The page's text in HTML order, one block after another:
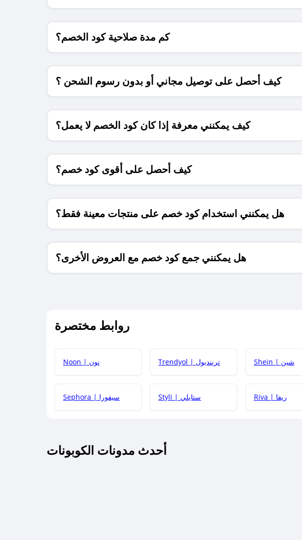
كم مدة صلاحية كود الخصم؟
كيف أحصل على توصيل مجاني أو بدون رسوم الشحن ؟
كيف يمكنني معرفة إذا كان كود الخصم لا يعمل؟
كيف أحصل على أقوى كود خصم؟
هل يمكنني استخدام كود خصم على منتجات معينة فقط؟
هل يمكنني جمع كود خصم مع العروض الأخرى؟
روابط مختصرة
Noon | نون Trendyol | ترينديول Shein | شين
Sephora | سيفورا Styli | ستايلي Riva | ريفا
أحدث مدونات الكوبونات